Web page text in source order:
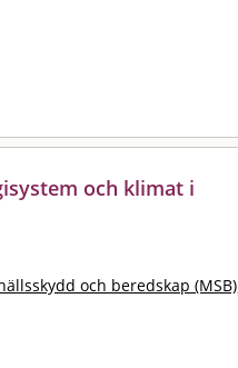
och klimat i
och beredskap (MSB)